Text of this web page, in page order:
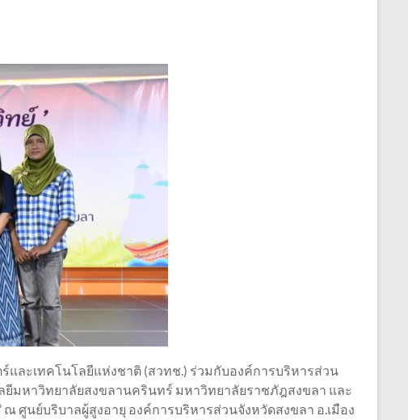
และเทคโนโลยีแห่งชาติ (สวทช.) ร่วมกับองค์การบริหารส่วน
มหาวิทยาลัยสงขลานครินทร์ มหาวิทยาลัยราชภัฎสงขลา และ
ณ ศูนย์บริบาลผู้สูงอายุ องค์การบริหารส่วนจังหวัดสงขลา อ.เมือง